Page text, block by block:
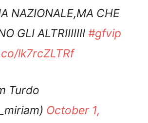
NAZIONALE,MA CHE
GLI ALTRIIIIIII #gfvip
lk7rcZLTRf
Turdo
October 1,